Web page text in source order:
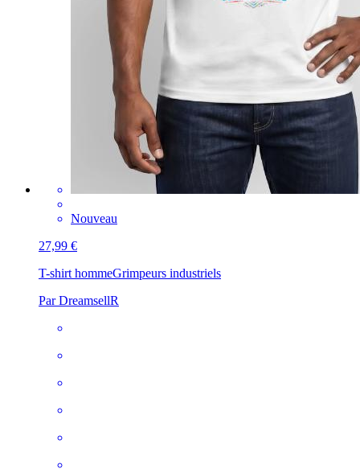
Nouveau
27,99 €
T-shirt hommeGrimpeurs industriels
Par DreamsellR